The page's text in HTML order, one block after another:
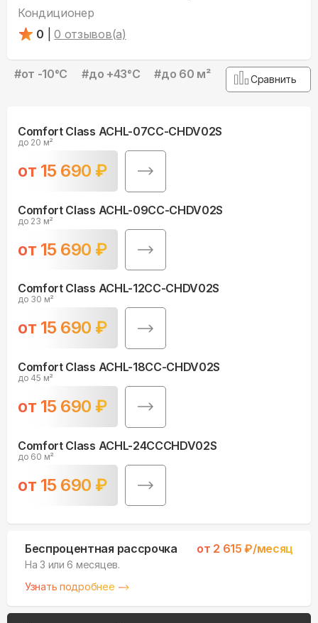
Кондиционер
0
0 отзывов(а)
#от -10°С #до +43°С #до 60 м² Сравнить
Comfort Class ACHL-07CC-CHDV02S
до 20 м²
от 15 690 ₽
Comfort Class ACHL-09CC-CHDV02S
до 23 м²
от 15 690 ₽
Comfort Class ACHL-12CC-CHDV02S
до 30 м²
от 15 690 ₽
Comfort Class ACHL-18CC-CHDV02S
до 45 м²
от 15 690 ₽
Comfort Class ACHL-24CCCHDV02S
до 60 м²
от 15 690 ₽
Беспроцентная рассрочка от 2 615 ₽/месяц
На 3 или 6 месяцев.
Узнать подробнее